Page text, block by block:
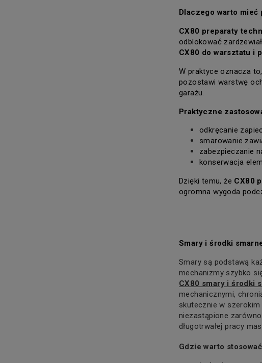
Dlaczego warto mieć
CX80 preparaty
odblokować
CX80 do warsztatu i
W praktyce oznacza
pozostawi warstwę
garażu.
Praktyczne
odkręcanie
smarowanie
zabezpieczanie
konserwacja
Dzięki temu, że CX80
ogromna wygoda
Smary i środki
Smary są podstawą
mechanizmy szybko
CX80 smary i środki
mechanicznymi,
skutecznie w
niezastąpione
długotrwałej pracy
Gdzie warto